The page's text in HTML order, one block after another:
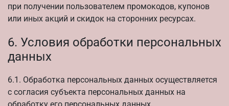
при получении пользователем промокодов, купонов
или иных акций и скидок на сторонних ресурсах.
6. Условия обработки персональных
данных
6.1. Обработка персональных данных осуществляется
с согласия субъекта персональных данных на